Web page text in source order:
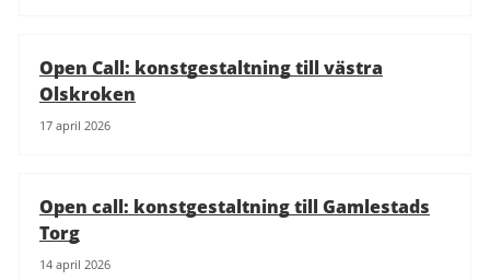
Open Call: konstgestaltning till västra
Olskroken
17 april 2026
Open call: konstgestaltning till Gamlestads
Torg
14 april 2026